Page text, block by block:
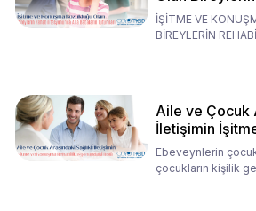
Babaların
İŞİTME VE
BİREYLERİN
Aile ve Çocuk
İletişimin
Ebeveynlerin
çocukların kişilik